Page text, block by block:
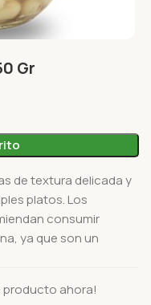
Gr
de textura delicada y
platos. Los
consumir
ya que son un
producto ahora!